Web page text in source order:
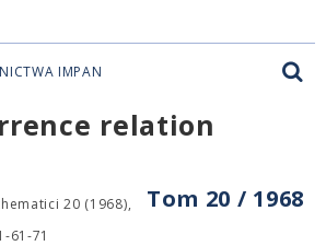
IMPAN
relation
Tom 20 / 1968
20 (1968),
61-71